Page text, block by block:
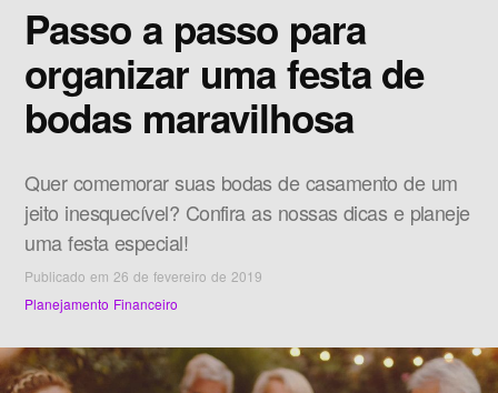
Sobre a Racon
A Racon
Simule seu consórcio
Passo a passo para
organizar uma festa de
bodas maravilhosa
Quer comemorar suas bodas de casamento de um
jeito inesquecível? Confira as nossas dicas e planeje
uma festa especial!
Publicado em 26 de fevereiro de 2019
Planejamento Financeiro